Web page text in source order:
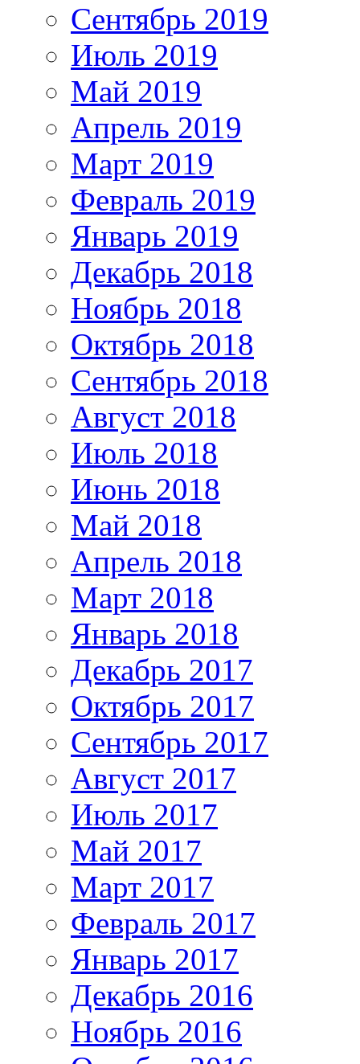
Сентябрь 2019
Июль 2019
Май 2019
Апрель 2019
Март 2019
Февраль 2019
Январь 2019
Декабрь 2018
Ноябрь 2018
Октябрь 2018
Сентябрь 2018
Август 2018
Июль 2018
Июнь 2018
Май 2018
Апрель 2018
Март 2018
Январь 2018
Декабрь 2017
Октябрь 2017
Сентябрь 2017
Август 2017
Июль 2017
Май 2017
Март 2017
Февраль 2017
Январь 2017
Декабрь 2016
Ноябрь 2016